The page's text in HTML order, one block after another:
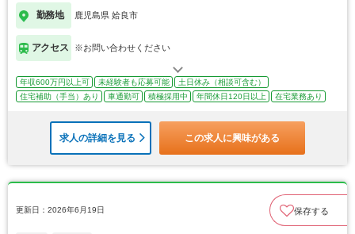
勤務地 鹿児島県 姶良市
アクセス ※お問い合わせください
年収600万円以上可 未経験者も応募可能
土日休み（相談可含む）
住宅補助（手当）あり
車通勤可 積極採用中 年間休日120日以上 在宅業務あり
求人の詳細を見る この求人に興味がある
更新日：2026年6月19日 保存する